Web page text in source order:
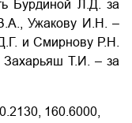
Бурдиной Л.Д. за
Ужакову И.Н. –
и Смирнову Р.Н.
Захарьяш Т.И. – за
160.6000,